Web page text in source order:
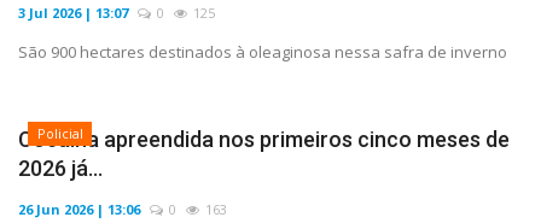
3 Jul 2026 | 13:07 0 125
São 900 hectares destinados à oleaginosa nessa safra de inverno
Policial
Cocaína apreendida nos primeiros cinco meses de
2026 já...
26 Jun 2026 | 13:06 0 163